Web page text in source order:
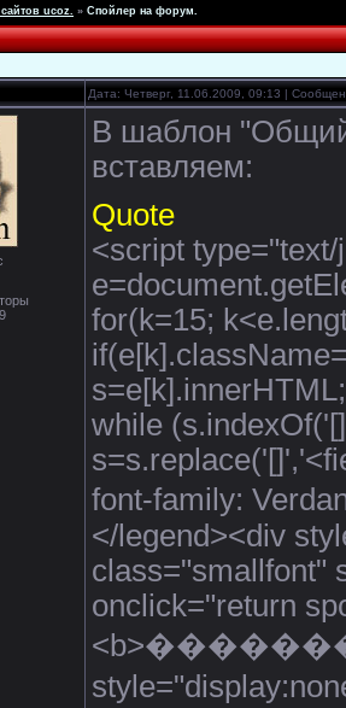
ucoz. » Спойлер на форум.
Дата: Четверг, 11.06.2009, 09:13 |
В шаблон
вставляем:
Quote
<script
for(k=15;
s=e[k].innerHTML;
while
font-family:
</legend><div
class="smallfont"
onclick="return